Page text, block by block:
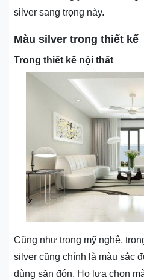
silver sang trọng này.
Màu silver trong thiết kế
Trong thiết kế nội thất
Cũng như trong mỹ nghệ,
silver cũng chính là màu sắc
dùng săn đón. Họ lựa chọn